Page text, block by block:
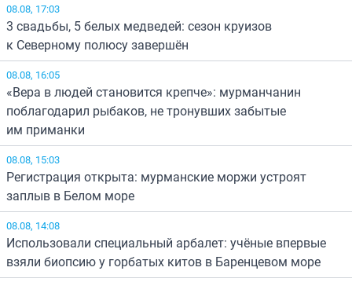
08.08, 17:03
3 свадьбы, 5 белых медведей: сезон круизов
к Северному полюсу завершён
08.08, 16:05
«Вера в людей становится крепче»: мурманчанин
поблагодарил рыбаков, не тронувших забытые
им приманки
08.08, 15:03
Регистрация открыта: мурманские моржи устроят
заплыв в Белом море
08.08, 14:08
Использовали специальный арбалет: учёные впервые
взяли биопсию у горбатых китов в Баренцевом море